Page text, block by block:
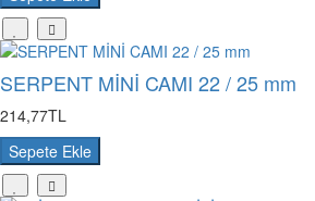
SERPENT MİNİ CAMI 22 / 25 mm
214,77TL
Sepete Ekle